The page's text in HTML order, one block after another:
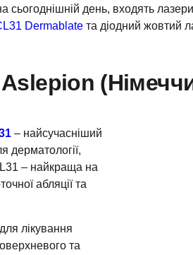
день, входять
Dermablateта діодний жовтий
– найсучасніший
дерматології,
– найкраща на
абляції та
лікування
та